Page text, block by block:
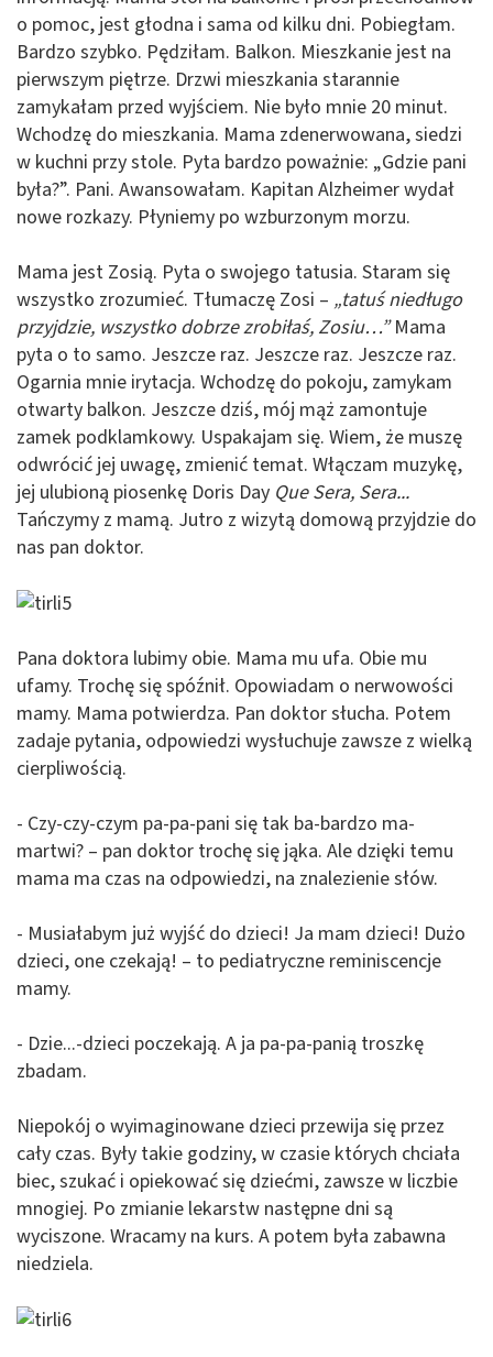
o pomoc, jest głodna i sama od kilku dni. Pobiegłam.
Bardzo szybko. Pędziłam. Balkon. Mieszkanie jest na
pierwszym piętrze. Drzwi mieszkania starannie
zamykałam przed wyjściem. Nie było mnie 20 minut.
Wchodzę do mieszkania. Mama zdenerwowana, siedzi
w kuchni przy stole. Pyta bardzo poważnie: „Gdzie pani
była?”. Pani. Awansowałam. Kapitan Alzheimer wydał
nowe rozkazy. Płyniemy po wzburzonym morzu.
Mama jest Zosią. Pyta o swojego tatusia. Staram się
wszystko zrozumieć. Tłumaczę Zosi – „tatuś niedługo
przyjdzie, wszystko dobrze zrobiłaś, Zosiu…”Mama
pyta o to samo. Jeszcze raz. Jeszcze raz. Jeszcze raz.
Ogarnia mnie irytacja. Wchodzę do pokoju, zamykam
otwarty balkon. Jeszcze dziś, mój mąż zamontuje
zamek podklamkowy. Uspakajam się. Wiem, że muszę
odwrócić jej uwagę, zmienić temat. Włączam muzykę,
jej ulubioną piosenkę Doris Day Que Sera, Sera...
Tańczymy z mamą. Jutro z wizytą domową przyjdzie do
nas pan doktor.
Pana doktora lubimy obie. Mama mu ufa. Obie mu
ufamy. Trochę się spóźnił. Opowiadam o nerwowości
mamy. Mama potwierdza. Pan doktor słucha. Potem
zadaje pytania, odpowiedzi wysłuchuje zawsze z wielką
cierpliwością.
- Czy-czy-czym pa-pa-pani się tak ba-bardzo ma-
martwi? – pan doktor trochę się jąka. Ale dzięki temu
mama ma czas na odpowiedzi, na znalezienie słów.
- Musiałabym już wyjść do dzieci! Ja mam dzieci! Dużo
dzieci, one czekają! – to pediatryczne reminiscencje
mamy.
- Dzie...-dzieci poczekają. A ja pa-pa-panią troszkę
zbadam.
Niepokój o wyimaginowane dzieci przewija się przez
cały czas. Były takie godziny, w czasie których chciała
biec, szukać i opiekować się dziećmi, zawsze w liczbie
mnogiej. Po zmianie lekarstw następne dni są
wyciszone. Wracamy na kurs. A potem była zabawna
niedziela.